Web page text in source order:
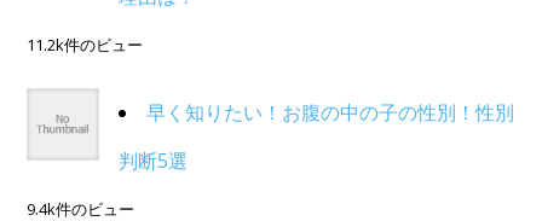
11.2k件のビュー
早く知りたい！お腹の中の子の性別！性別
判断5選
9.4k件のビュー